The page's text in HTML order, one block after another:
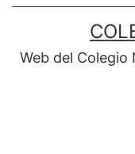
Web del Colegio